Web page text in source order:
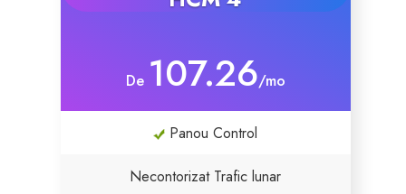
De 107.26/mo
Panou Control
Necontorizat Trafic lunar